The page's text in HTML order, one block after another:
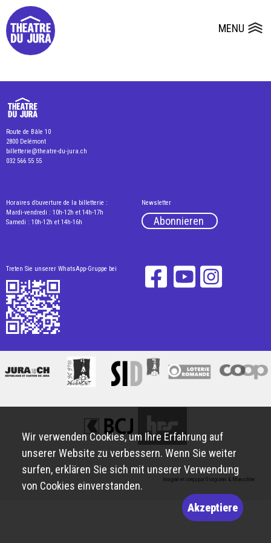
MENU
Presse Dépôts de dossiers
Route de Bâle 10
2800 Delémont
billetterie@theatre-du-jura.ch
032 566 55 55
Horaires d’ouverture de la billetterie :
Mardi-vendredi : 10h-12h et 14h-17h
Samedi : 10h-12h et 14h-16h
Newsletter
Abonnieren
Treten Sie unserer WhatsApp-Gruppe bei
Imaginé et conçu par Giorgianni & Moeschler
Wir verwenden Cookies, um Ihre Erfahrung auf
unserer Website zu verbessern. Wenn Sie weiter
surfen, erklären Sie sich mit unserer Verwendung
von Cookies einverstanden.
Akzeptiere